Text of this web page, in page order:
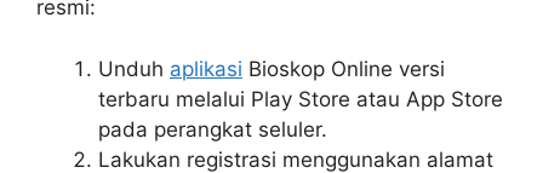
resmi:
Unduh aplikasi Bioskop Online versi
terbaru melalui Play Store atau App Store
pada perangkat seluler.
Lakukan registrasi menggunakan alamat